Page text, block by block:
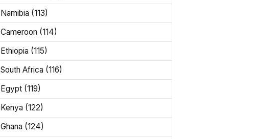
Namibia (113)
Cameroon (114)
Ethiopia (115)
South Africa (116)
Egypt (119)
Kenya (122)
Ghana (124)